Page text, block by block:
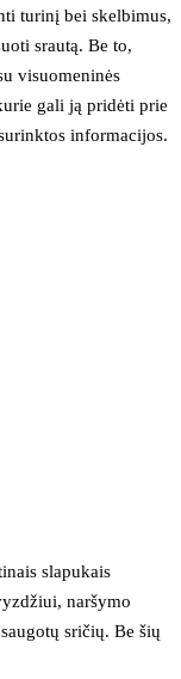
turinį bei skelbimus,
srautą. Be to,
visuomeninės
gali ją pridėti prie
informacijos.
slapukais
naršymo
sričių. Be šių